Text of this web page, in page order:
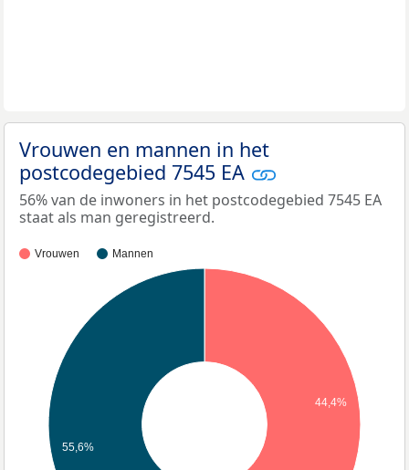
Vrouwen en mannen in het
postcodegebied 7545 EA
56% van de inwoners in het postcodegebied 7545 EA
staat als man geregistreerd.
Vrouwen Mannen
44,4%
55,6%